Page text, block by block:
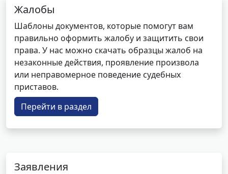
Жалобы
Шаблоны документов, которые помогут вам
правильно оформить жалобу и защитить свои
права. У нас можно скачать образцы жалоб на
незаконные действия, проявление произвола
или неправомерное поведение судебных
приставов.
Перейти в раздел
Заявления